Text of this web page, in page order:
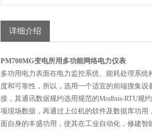
详细介绍
PM700MG变电所用多功能网络电力仪表
多功用电力表面在电力监控系统、能耗处理系
度和可靠性，所以，选用一个适宜的前端搜集
接，其通讯数据规约选用规范的Modbus-RTU规
项现场数据，再通过上位机的软件及数据库功
面自身的丰盛功用，使其在工业自动化，修建智